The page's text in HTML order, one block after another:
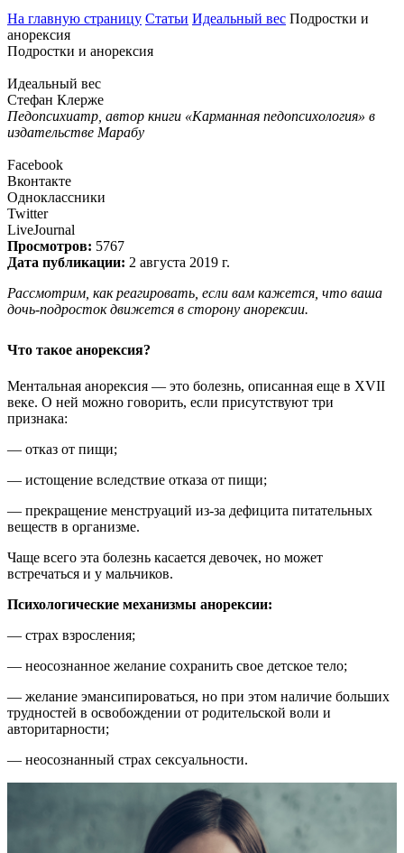
На главную страницу Статьи Идеальный вес Подростки и
анорексия
Подростки и анорексия
Идеальный вес
Стефан Клерже
Педопсихиатр, автор книги «Карманная педопсихология» в
издательстве Марабу
Facebook
Вконтакте
Одноклассники
Twitter
LiveJournal
Просмотров: 5767
Дата публикации: 2 августа 2019 г.
Рассмотрим, как реагировать, если вам кажется, что ваша
дочь-подросток движется в сторону анорексии.
Что такое анорексия?
Ментальная анорексия — это болезнь, описанная еще в XVII
веке. О ней можно говорить, если присутствуют три
признака:
— отказ от пищи;
— истощение вследствие отказа от пищи;
— прекращение менструаций из-за дефицита питательных
веществ в организме.
Чаще всего эта болезнь касается девочек, но может
встречаться и у мальчиков.
Психологические механизмы анорексии:
— страх взросления;
— неосознанное желание сохранить свое детское тело;
— желание эмансипироваться, но при этом наличие больших
трудностей в освобождении от родительской воли и
авторитарности;
— неосознанный страх сексуальности.